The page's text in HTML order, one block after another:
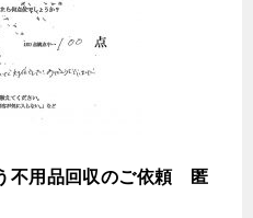
不用品回収のご依頼 匿